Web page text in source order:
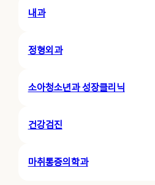
내과
정형외과
소아청소년과 성장클리닉
건강검진
마취통증의학과